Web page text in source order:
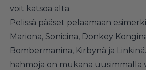
voit katsoa alta.
Pelissä pääset pelaamaan
Mariona, Sonicina, Donkey
Bombermanina, Kirbynä ja
hahmoja on mukana uusimmalla